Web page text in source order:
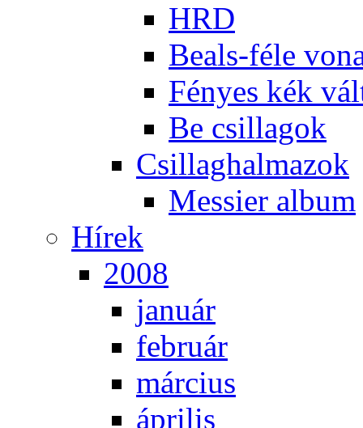
HRD
Be­als-fé­le
Fé­nyes kék
Be csil­la­gok
Csil­lag­hal­ma­zok
Mes­si­er al­bum
Hí­rek
2008
ja­nu­ár
feb­ru­ár
már­ci­us
áp­ri­lis